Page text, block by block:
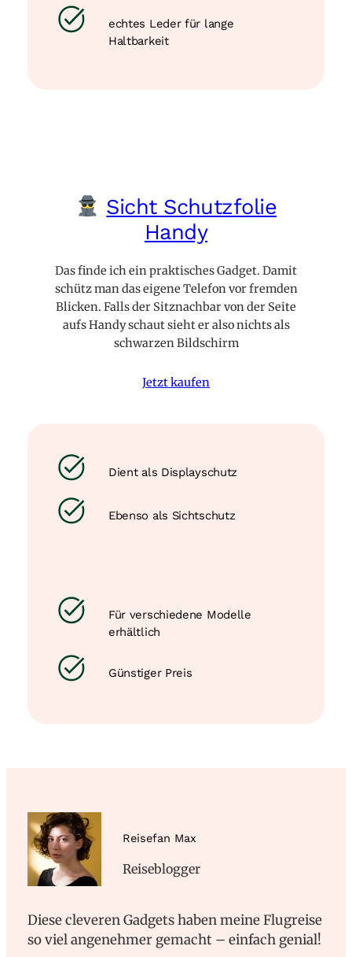
echtes Leder für lange
Haltbarkeit
Sicht Schutzfolie
Handy
Das finde ich ein praktisches Gadget. Damit
schütz man das eigene Telefon vor fremden
Blicken. Falls der Sitznachbar von der Seite
aufs Handy schaut sieht er also nichts als
schwarzen Bildschirm
Jetzt kaufen
Dient als Displayschutz
Ebenso als Sichtschutz
Für verschiedene Modelle
erhältlich
Günstiger Preis
Reisefan Max
Reiseblogger
Diese cleveren Gadgets haben meine Flugreise
so viel angenehmer gemacht – einfach genial!